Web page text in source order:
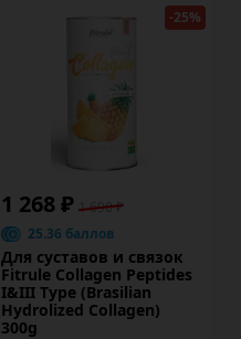
-25%
1 268 ₽ 1 690 ₽
25.36 баллов
Для суставов и связок
Fitrule Collagen Peptides
I&III Type (Brasilian
Hydrolized Collagen)
300g